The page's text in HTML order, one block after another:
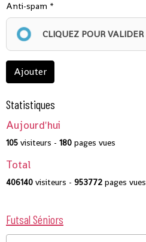
Anti-spam
CLIQUEZ POUR VALIDER
Ajouter
Statistiques
Aujourd'hui
105 visiteurs - 180 pages vues
Total
406140 visiteurs - 953772 pages vues
Futsal Séniors